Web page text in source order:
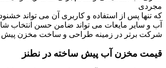
مجردی
که تنها پس از استفاده و کاربری آن می تواند
آب و سایر مایعات می تواند ضامن حسن انتخاب
شرکت برتر در زمینه طراحی و ساخت مخزن پیش
قیمت مخزن آب پیش ساخته در نطنز